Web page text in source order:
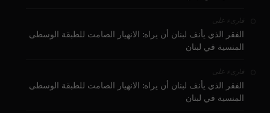
قارىء على
الفقر الذي يأنف لبنان أن يراه: الانهيار الصامت للطبقة الوسطى
المنسية في لبنان
قارىء على
الفقر الذي يأنف لبنان أن يراه: الانهيار الصامت للطبقة الوسطى
المنسية في لبنان